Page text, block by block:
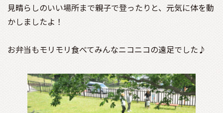
見晴らしのいい場所まで親子で登ったりと、元気に体を動
かしましたよ！
お弁当もモリモリ食べてみんなニコニコの遠足でした♪